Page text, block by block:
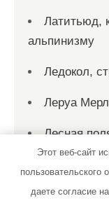
Латитьюд,
альпинизму
Ледокол,
Леруа
Лесная
Этот веб-сайт
даете согласие